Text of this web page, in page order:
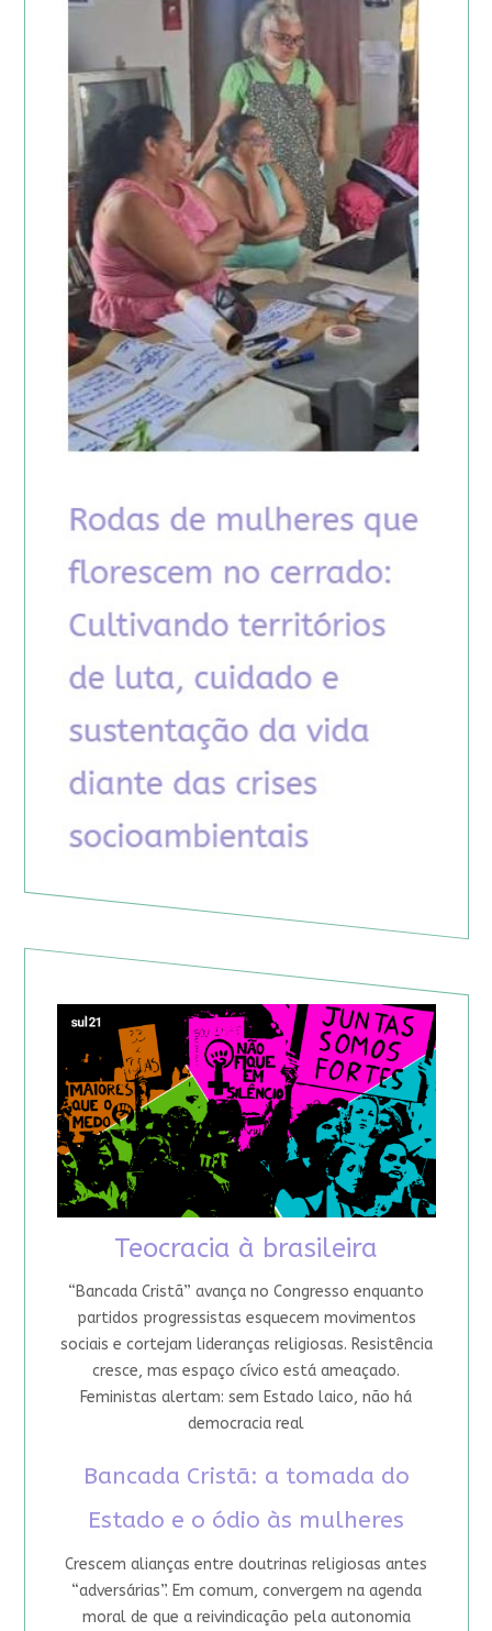
Teocracia à brasileira
“Bancada Cristã” avança no Congresso enquanto
partidos progressistas esquecem movimentos
sociais e cortejam lideranças religiosas. Resistência
cresce, mas espaço cívico está ameaçado.
Feministas alertam: sem Estado laico, não há
democracia real
Bancada Cristã: a tomada do
Estado e o ódio às mulheres
Crescem alianças entre doutrinas religiosas antes
“adversárias”. Em comum, convergem na agenda
moral de que a reivindicação pela autonomia